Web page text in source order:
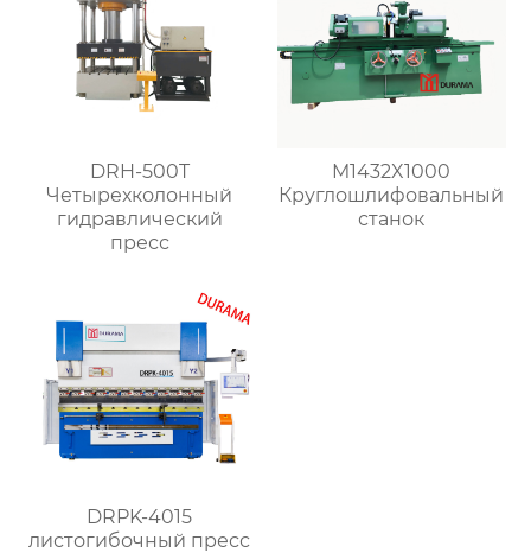
DRH-500T
Четырехколонный
гидравлический
пресс
M1432X1000
Круглошлифовальный
станок
DRPK-4015
листогибочный пресс